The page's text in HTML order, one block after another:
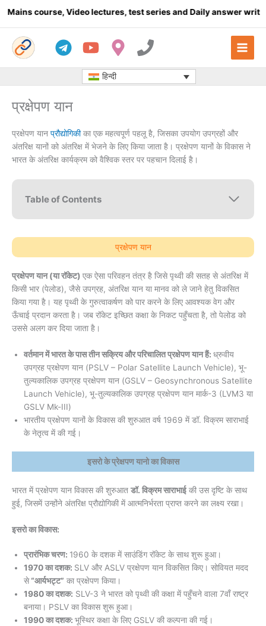
Video lectures, test series and Daily answer writing- Click
हिन्दी
प्रक्षेपण यान
प्रक्षेपण यान प्रौद्योगिकीका एक महत्वपूर्ण पहलू है, जिसका उपयोग उपग्रहों और
अंतरिक्ष यानों को अंतरिक्ष में भेजने के लिए किया जाता है। प्रक्षेपण यानों के विकास ने
भारत के अंतरिक्ष कार्यक्रम को वैश्विक स्तर पर पहचान दिलाई है।
Table of Contents
प्रक्षेपण यान
प्रक्षेपण यान (या रॉकेट) एक ऐसा परिवहन तंत्र है जिसे पृथ्वी की सतह से अंतरिक्ष में
किसी भार (पेलोड), जैसे उपग्रह, अंतरिक्ष यान या मानव को ले जाने हेतु विकसित
किया गया है। यह पृथ्वी के गुरुत्वाकर्षण को पार करने के लिए आवश्यक वेग और
ऊँचाई प्रदान करता है। जब रॉकेट इच्छित कक्षा के निकट पहुँचता है, तो पेलोड को
उससे अलग कर दिया जाता है।
वर्तमान में भारत के पास तीन सक्रिय और परिचालित प्रक्षेपण यान हैं: ध्रुवीय
उपग्रह प्रक्षेपण यान (PSLV – Polar Satellite Launch Vehicle), भू-
तुल्यकालिक उपग्रह प्रक्षेपण यान (GSLV – Geosynchronous Satellite
Launch Vehicle), भू-तुल्यकालिक उपग्रह प्रक्षेपण यान मार्क-3 (LVM3 या
GSLV Mk-III)
भारतीय प्रक्षेपण यानों के विकास की शुरुआत वर्ष 1969 में डॉ. विक्रम साराभाई
के नेतृत्व में की गई।
इसरो के प्रेक्षपण यानो का विकास
भारत में प्रक्षेपण यान विकास की शुरुआत डॉ. विक्रम साराभाईकी उस दृष्टि के साथ
हुई, जिसमें उन्होंने अंतरिक्ष प्रौद्योगिकी में आत्मनिर्भरता प्राप्त करने का लक्ष्य रखा।
इसरो का विकास:
प्रारंभिक चरण: 1960 के दशक में साउंडिंग रॉकेट के साथ शुरू हुआ।
1970 का दशक: SLV और ASLV प्रक्षेपण यान विकसित किए। सोवियत मदद
से“आर्यभट्ट” का प्रक्षेपण किया।
1980 का दशक: SLV-3 ने भारत को पृथ्वी की कक्षा में पहुँचने वाला 7वाँ राष्ट्र
बनाया। PSLV का विकास शुरू हुआ।
1990 का दशक: भूस्थिर कक्षा के लिए GSLV की कल्पना की गई।